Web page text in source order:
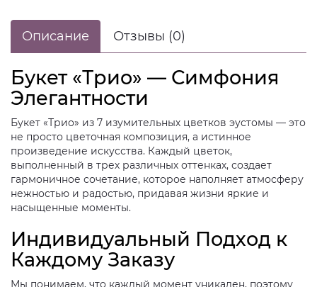
Описание Отзывы (0)
Букет «Трио» — Симфония
Элегантности
Букет «Трио» из 7 изумительных цветков эустомы — это
не просто цветочная композиция, а истинное
произведение искусства. Каждый цветок,
выполненный в трех различных оттенках, создает
гармоничное сочетание, которое наполняет атмосферу
нежностью и радостью, придавая жизни яркие и
насыщенные моменты.
Индивидуальный Подход к
Каждому Заказу
Мы понимаем, что каждый момент уникален, поэтому